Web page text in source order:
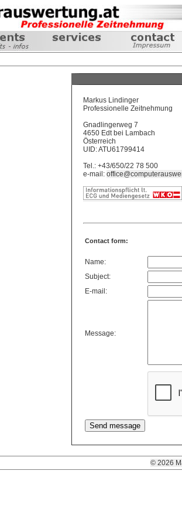
Markus Lindinger
Professionelle Zeitnehmung
Gnadlingerweg 7
4650 Edt bei Lambach
Österreich
UID: ATU61799414
Tel.: +43/650/22 78 500
e-mail:
Contact form:
Name:
Subject:
E-mail:
Message:
© 2026